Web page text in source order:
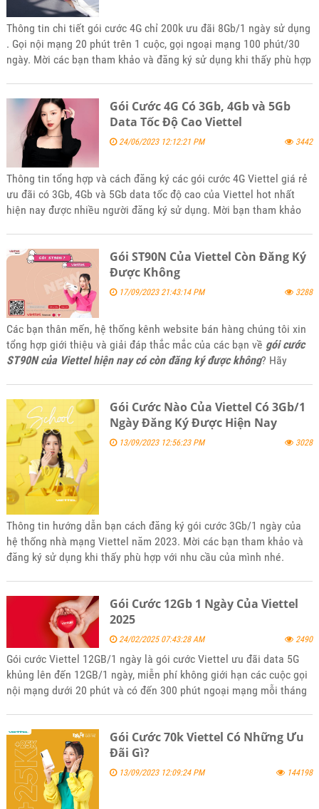
Thông tin chi tiết gói cước 4G chỉ 200k ưu đãi 8Gb/1 ngày sử dụng
. Gọi nội mạng 20 phút trên 1 cuộc, gọi ngoại mạng 100 phút/30
ngày. Mời các bạn tham khảo và đăng ký sử dụng khi thấy phù hợp
Gói Cước 4G Có 3Gb, 4Gb và 5Gb
Data Tốc Độ Cao Viettel
24/06/2023 12:12:21 PM 3442
Thông tin tổng hợp và cách đăng ký các gói cước 4G Viettel giá rẻ
ưu đãi có 3Gb, 4Gb và 5Gb data tốc độ cao của Viettel hot nhất
hiện nay được nhiều người đăng ký sử dụng. Mời bạn tham khảo
Gói ST90N Của Viettel Còn Đăng Ký
Được Không
17/09/2023 21:43:14 PM 3288
Các bạn thân mến, hệ thống kênh website bán hàng chúng tôi xin
tổng hợp giới thiệu và giải đáp thắc mắc của các bạn về gói cước
ST90N của Viettel hiện nay có còn đăng ký được không? Hãy
Gói Cước Nào Của Viettel Có 3Gb/1
Ngày Đăng Ký Được Hiện Nay
13/09/2023 12:56:23 PM 3028
Thông tin hướng dẫn bạn cách đăng ký gói cước 3Gb/1 ngày của
hệ thống nhà mạng Viettel năm 2023. Mời các bạn tham khảo và
đăng ký sử dụng khi thấy phù hợp với nhu cầu của mình nhé.
Gói Cước 12Gb 1 Ngày Của Viettel
2025
24/02/2025 07:43:28 AM 2490
Gói cước Viettel 12GB/1 ngày là gói cước Viettel ưu đãi data 5G
khủng lên đến 12GB/1 ngày, miễn phí không giới hạn các cuộc gọi
nội mạng dưới 20 phút và có đến 300 phút ngoại mạng mỗi tháng
5gsimviettel.com.
Gói Cước 70k Viettel Có Những Ưu
Đãi Gì?
13/09/2023 12:09:24 PM 144198